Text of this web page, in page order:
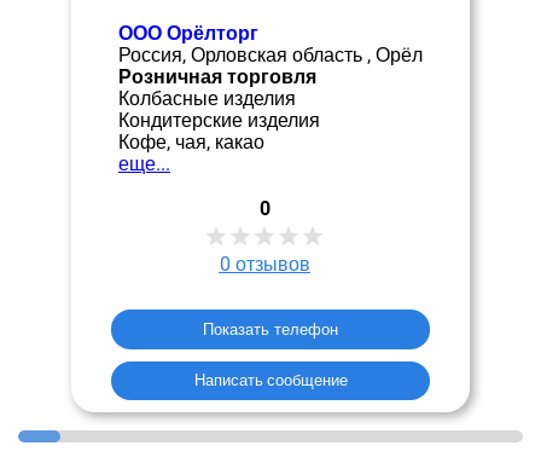
ООО Орёлторг
Россия, Орловская область , Орёл
Розничная торговля
Колбасные изделия
Кондитерские изделия
Кофе, чая, какао
еще...
0
0 отзывов
Показать телефон
Написать сообщение